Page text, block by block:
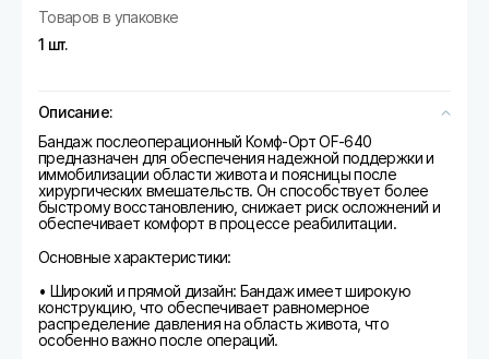
Товаров в упаковке
1 шт.
Описание:
Бандаж послеоперационный Комф-Орт OF-640
предназначен для обеспечения надежной поддержки и
иммобилизации области живота и поясницы после
хирургических вмешательств. Он способствует более
быстрому восстановлению, снижает риск осложнений и
обеспечивает комфорт в процессе реабилитации.
Основные характеристики:
• Широкий и прямой дизайн: Бандаж имеет широкую
конструкцию, что обеспечивает равномерное
распределение давления на область живота, что
особенно важно после операций.